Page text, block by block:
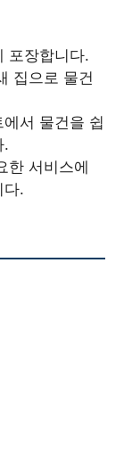
포장합니다.
집으로 물건
서 물건을 쉽
.
한 서비스에
다.